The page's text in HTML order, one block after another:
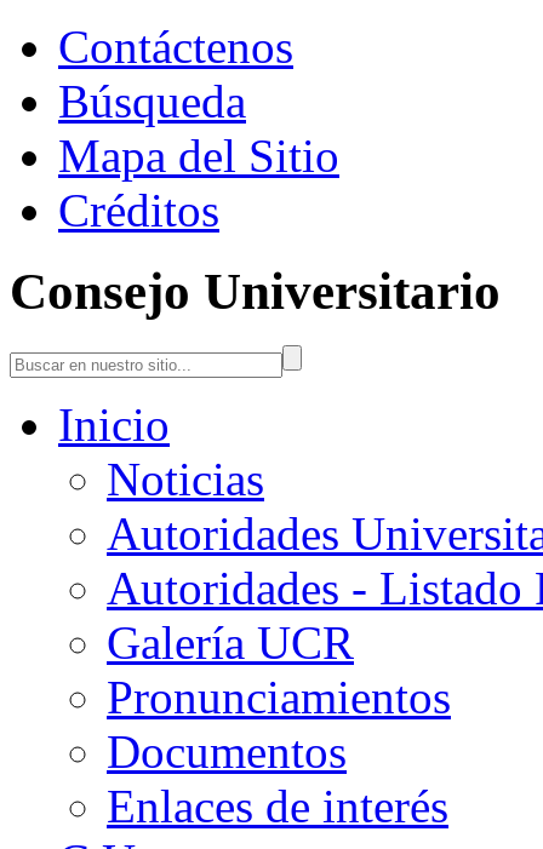
Contáctenos
Búsqueda
Mapa del Sitio
Créditos
Consejo Universitario
Inicio
Noticias
Autoridades
Autoridades - Listado
Galería UCR
Pronunciamientos
Documentos
Enlaces de interés